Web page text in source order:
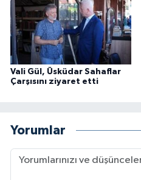
Vali Gül, Üsküdar Sahaflar
Çarşısını ziyaret etti
Yorumlar